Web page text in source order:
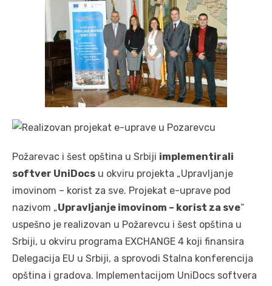
Požarevac i šest opština u Srbiji implementirali
softver UniDocs u okviru projekta „Upravljanje
imovinom – korist za sve. Projekat e-uprave pod
nazivom „Upravljanje imovinom – korist za sve“
uspešno je realizovan u Požarevcu i šest opština u
Srbiji, u okviru programa EXCHANGE 4 koji finansira
Delegacija EU u Srbiji, a sprovodi Stalna konferencija
opština i gradova. Implementacijom UniDocs softvera